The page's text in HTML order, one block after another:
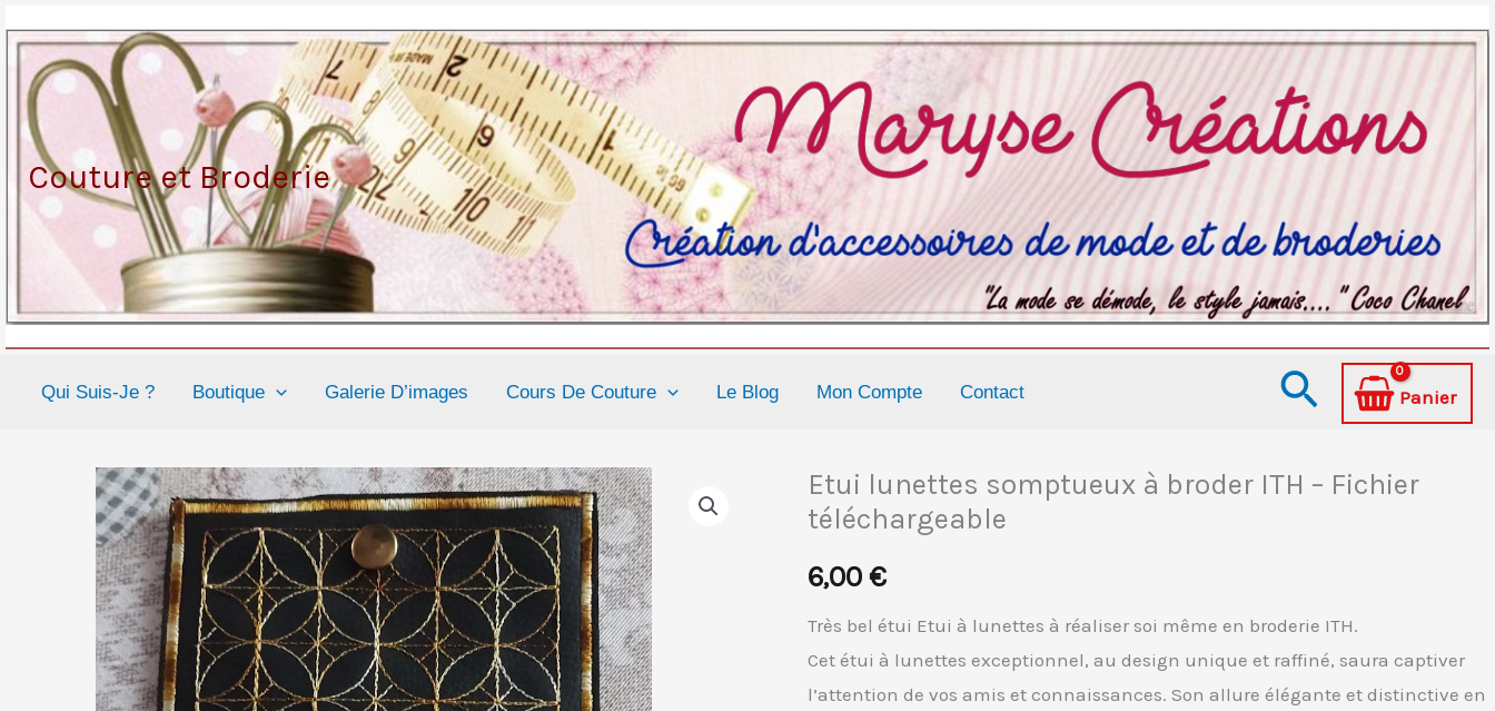
contenu
Couture et Broderie
Qui Suis-Je ? Boutique Galerie D’images Cours De Couture Le Blog Mon Compte Contact Panier
Etui lunettes somptueux à broder ITH – Fichier
téléchargeable
6,00 €
Très bel étui Etui à lunettes à réaliser soi même en broderie ITH.
Cet étui à lunettes exceptionnel, au design unique et raffiné, saura captiver
l’attention de vos amis et connaissances. Son allure élégante et distinctive en
quantité
de
lunettes
somptueux
à
broder